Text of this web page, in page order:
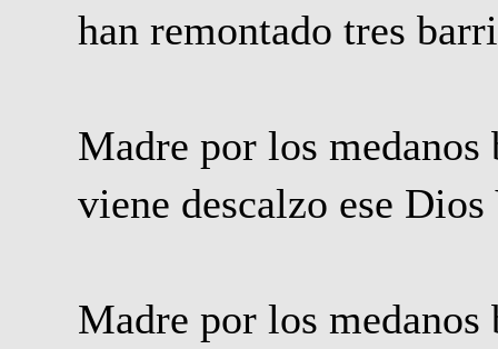
han remontado tres
Madre por los medanos
viene descalzo ese Dios
Madre por los medanos